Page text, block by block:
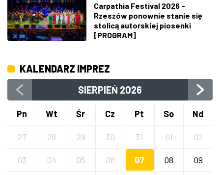
Carpathia Festival 2026 -
Rzeszów ponownie stanie się
stolicą autorskiej piosenki
[PROGRAM]
KALENDARZ IMPREZ
SIERPIEŃ 2026
Pn Wt Śr Cz Pt So Nd
27 28 29 30 31 01 02
03 04 05 06 07 08 09